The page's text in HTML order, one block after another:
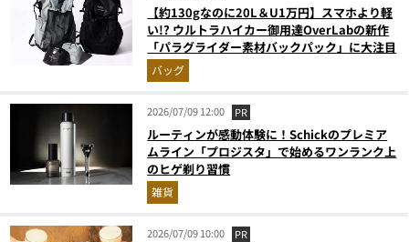
【約130gなのに20L＆U1万円】スマホより軽
い!? ウルトラハイカー御用達OverLabの新作
「パラグライダー素材バックパック」に大注目
バッグ
2026/07/09 12:00 PR
ルーティンが感動体験に！Schickのプレミア
ムライン「プロジスタ」で始めるワンランク上
のヒゲ剃り習慣
雑貨
2026/07/09 10:00 PR